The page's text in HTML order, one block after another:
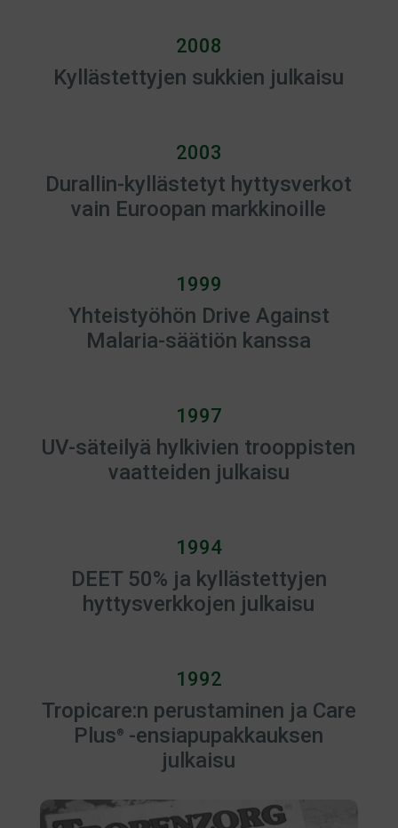
2008
Kyllästettyjen sukkien julkaisu
2003
Durallin-kyllästetyt hyttysverkot
vain Euroopan markkinoille
1999
Yhteistyöhön Drive Against
Malaria-säätiön kanssa
1997
UV-säteilyä hylkivien trooppisten
vaatteiden julkaisu
1994
DEET 50% ja kyllästettyjen
hyttysverkkojen julkaisu
1992
Tropicare:n perustaminen ja Care
Plus®
-ensiapupakkauksen
julkaisu